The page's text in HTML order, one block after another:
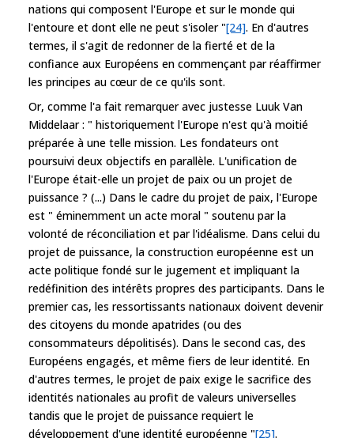
nations qui composent l'Europe et sur le monde qui
l'entoure et dont elle ne peut s'isoler "[24]. En d'autres
termes, il s'agit de redonner de la fierté et de la
confiance aux Européens en commençant par réaffirmer
les principes au cœur de ce qu'ils sont.
Or, comme l'a fait remarquer avec justesse Luuk Van
Middelaar : " historiquement l'Europe n'est qu'à moitié
préparée à une telle mission. Les fondateurs ont
poursuivi deux objectifs en parallèle. L'unification de
l'Europe était-elle un projet de paix ou un projet de
puissance ? (...) Dans le cadre du projet de paix, l'Europe
est " éminemment un acte moral " soutenu par la
volonté de réconciliation et par l'idéalisme. Dans celui du
projet de puissance, la construction européenne est un
acte politique fondé sur le jugement et impliquant la
redéfinition des intérêts propres des participants. Dans le
premier cas, les ressortissants nationaux doivent devenir
des citoyens du monde apatrides (ou des
consommateurs dépolitisés). Dans le second cas, des
Européens engagés, et même fiers de leur identité. En
d'autres termes, le projet de paix exige le sacrifice des
identités nationales au profit de valeurs universelles
tandis que le projet de puissance requiert le
développement d'une identité européenne "[25].